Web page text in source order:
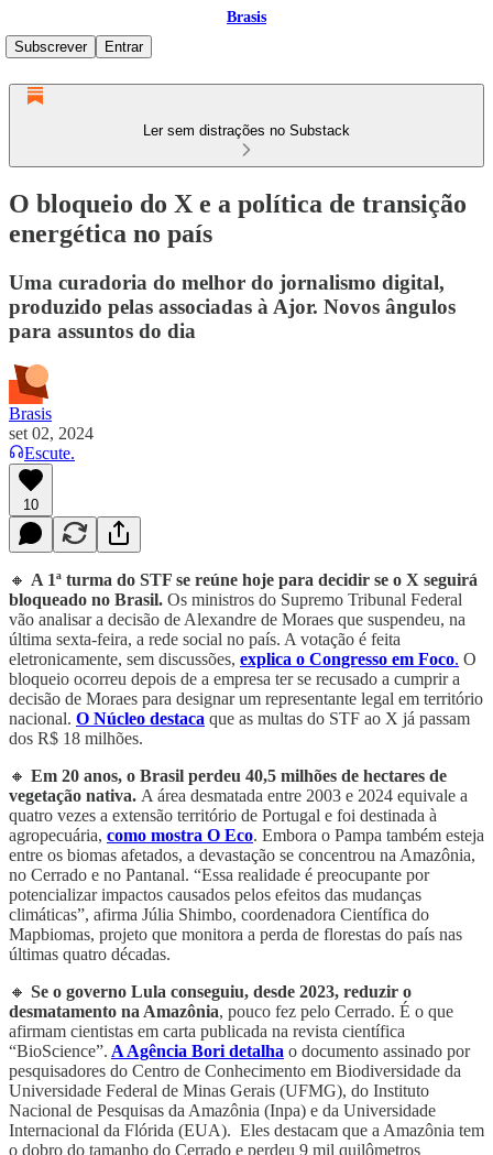
Brasis
Subscrever
Entrar
Ler sem distrações no Substack
O bloqueio do X e a política de transição
energética no país
Uma curadoria do melhor do jornalismo digital,
produzido pelas associadas à Ajor. Novos ângulos
para assuntos do dia
Brasis
set 02, 2024
Escute.
10
🔸 A 1ª turma do STF se reúne hoje para decidir se o X seguirá
bloqueado no Brasil. Os ministros do Supremo Tribunal Federal
vão analisar a decisão de Alexandre de Moraes que suspendeu, na
última sexta-feira, a rede social no país. A votação é feita
eletronicamente, sem discussões, explica o Congresso em Foco. O
bloqueio ocorreu depois de a empresa ter se recusado a cumprir a
decisão de Moraes para designar um representante legal em território
nacional. O Núcleo destaca que as multas do STF ao X já passam
dos R$ 18 milhões.
🔸 Em 20 anos, o Brasil perdeu 40,5 milhões de hectares de
vegetação nativa. A área desmatada entre 2003 e 2024 equivale a
quatro vezes a extensão território de Portugal e foi destinada à
agropecuária, como mostra O Eco. Embora o Pampa também esteja
entre os biomas afetados, a devastação se concentrou na Amazônia,
no Cerrado e no Pantanal. “Essa realidade é preocupante por
potencializar impactos causados pelos efeitos das mudanças
climáticas”, afirma Júlia Shimbo, coordenadora Científica do
Mapbiomas, projeto que monitora a perda de florestas do país nas
últimas quatro décadas.
🔸 Se o governo Lula conseguiu, desde 2023, reduzir o
desmatamento na Amazônia, pouco fez pelo Cerrado. É o que
afirmam cientistas em carta publicada na revista científica
“BioScience”. A Agência Bori detalha o documento assinado por
pesquisadores do Centro de Conhecimento em Biodiversidade da
Universidade Federal de Minas Gerais (UFMG), do Instituto
Nacional de Pesquisas da Amazônia (Inpa) e da Universidade
Internacional da Flórida (EUA). Eles destacam que a Amazônia tem
o dobro do tamanho do Cerrado e perdeu 9 mil quilômetros